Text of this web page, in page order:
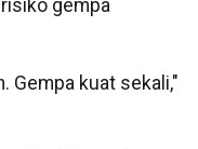
gempa
Gempa kuat sekali,"